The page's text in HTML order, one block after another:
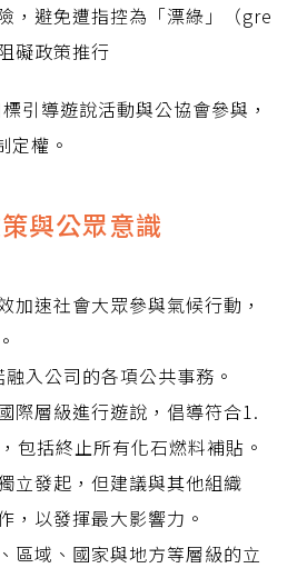
，避免遭指控為「漂綠」（gre
礙政策推行
引導遊說活動與公協會參與，
定權。
與公眾意識
加速社會大眾參與氣候行動，
入公司的各項公共事務。
際層級進行遊說，倡導符合1.
包括終止所有化石燃料補貼。
立發起，但建議與其他組織
，以發揮最大影響力。
區域、國家與地方等層級的立